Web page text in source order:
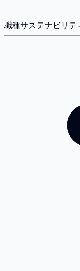
職種サステナビリテ